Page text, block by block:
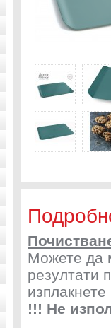
Можете да
резултати
!!! Не